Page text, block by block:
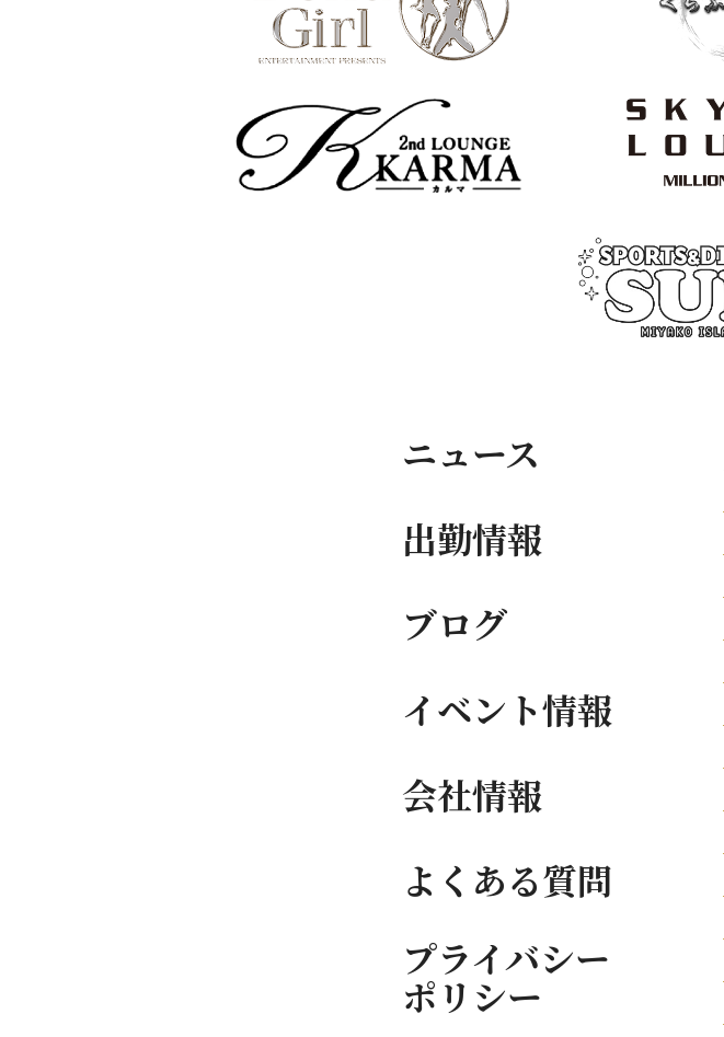
ニュース
出勤情報
ブログ
イベント情報
会社情報
よくある質問
プライバシー
ポリシー